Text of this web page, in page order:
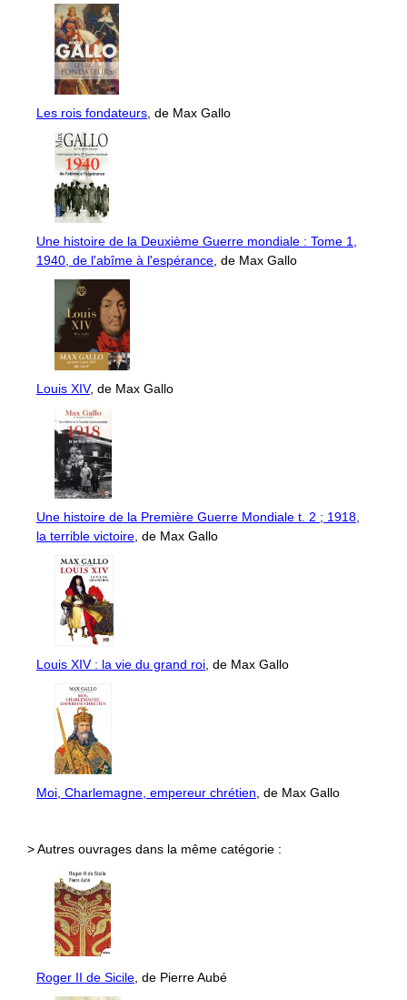
Les rois fondateurs , de Max Gallo
Une histoire de la Deuxième Guerre mondiale : Tome 1,
1940, de l'abîme à l'espérance , de Max Gallo
Louis XIV, de Max Gallo
Une histoire de la Première Guerre Mondiale t. 2 ; 1918,
la terrible victoire , de Max Gallo
Louis XIV : la vie du grand roi , de Max Gallo
Moi, Charlemagne, empereur chrétien , de Max Gallo
> Autres ouvrages dans la même catégorie :
Roger II de Sicile , de Pierre Aubé